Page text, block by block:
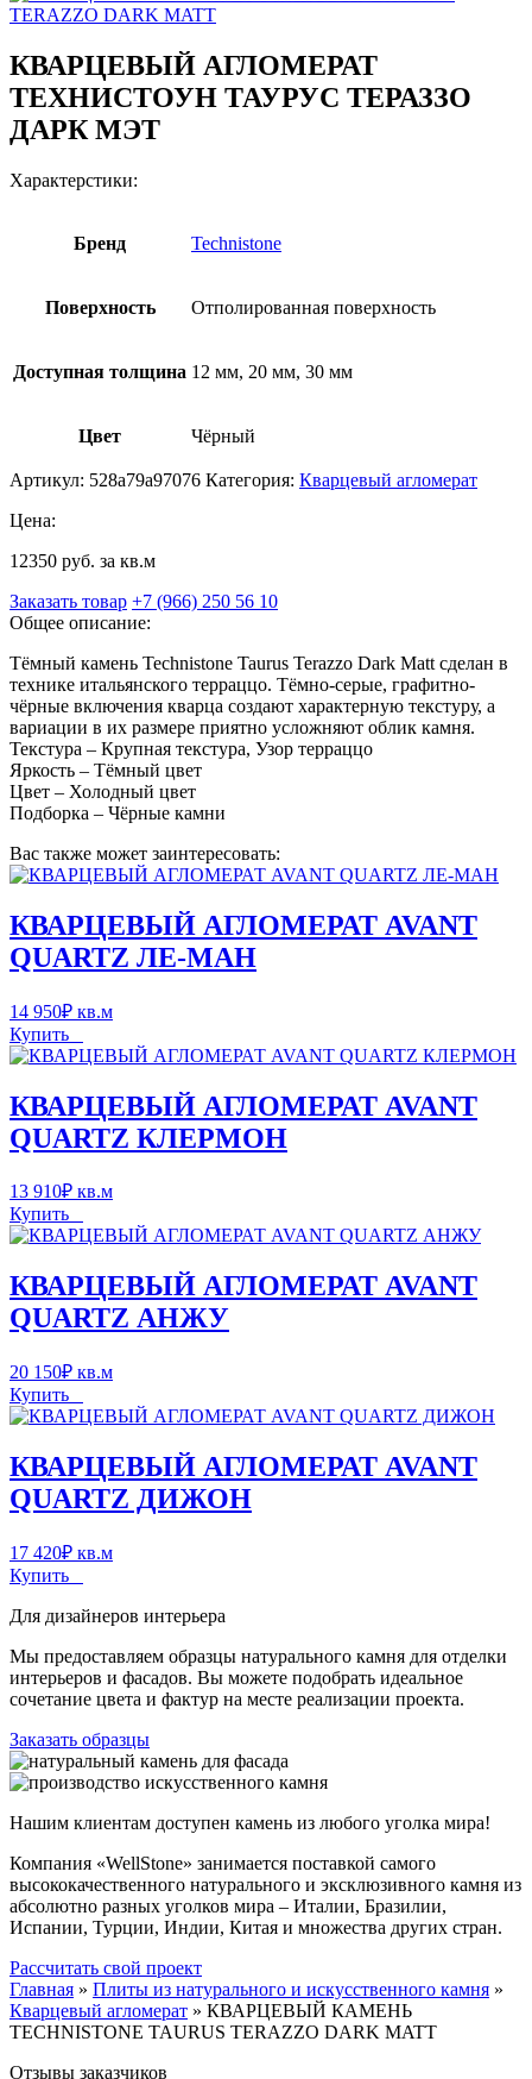
КВАРЦЕВЫЙ АГЛОМЕРАТ
ТЕХНИСТОУН ТАУРУС ТЕРАЗЗО
ДАРК МЭТ
Характерстики:
Бренд Technistone
Поверхность Отполированная поверхность
Доступная толщина 12 мм, 20 мм, 30 мм
Цвет Чёрный
Артикул: 528a79a97076 Категория: Кварцевый агломерат
Цена:
12350 руб. за кв.м
Заказать товар +7 (966) 250 56 10
Общее описание:
Тёмный камень Technistone Taurus Terazzo Dark Matt сделан в
технике итальянского терраццо. Тёмно-серые, графитно-
чёрные включения кварца создают характерную текстуру, а
вариации в их размере приятно усложняют облик камня.
Текстура – Крупная текстура, Узор терраццо
Яркость – Тёмный цвет
Цвет – Холодный цвет
Подборка – Чёрные камни
Вас также может заинтересовать:
КВАРЦЕВЫЙ АГЛОМЕРАТ AVANT
QUARTZ ЛЕ-МАН
14 950₽ кв.м
Купить
КВАРЦЕВЫЙ АГЛОМЕРАТ AVANT
QUARTZ КЛЕРМОН
13 910₽ кв.м
Купить
КВАРЦЕВЫЙ АГЛОМЕРАТ AVANT
QUARTZ АНЖУ
20 150₽ кв.м
Купить
КВАРЦЕВЫЙ АГЛОМЕРАТ AVANT
QUARTZ ДИЖОН
17 420₽ кв.м
Купить
Для дизайнеров интерьера
Мы предоставляем образцы натурального камня для отделки
интерьеров и фасадов. Вы можете подобрать идеальное
сочетание цвета и фактур на месте реализации проекта.
Заказать образцы
Нашим клиентам доступен камень из любого уголка мира!
Компания «WellStone» занимается поставкой самого
высококачественного натурального и эксклюзивного камня из
абсолютно разных уголков мира – Италии, Бразилии,
Испании, Турции, Индии, Китая и множества других стран.
Рассчитать свой проект
Главная » Плиты из натурального и искусственного камня »
Кварцевый агломерат » КВАРЦЕВЫЙ КАМЕНЬ
TECHNISTONE TAURUS TERAZZO DARK MATT
Отзывы заказчиков